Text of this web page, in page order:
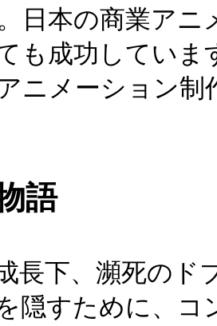
日本の商業ア
も成功していま
ニメーション制
語
長下、瀕死のド
隠すために、